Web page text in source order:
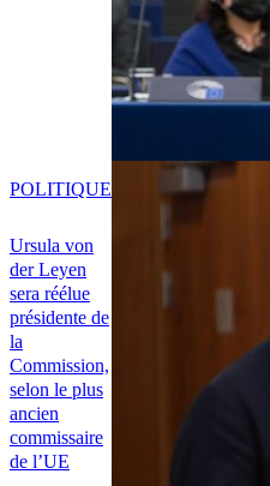
Ursula von
der Leyen
sera réélue
présidente de
la
Commission,
selon le plus
ancien
commissaire
de l’UE
POLITIQUE